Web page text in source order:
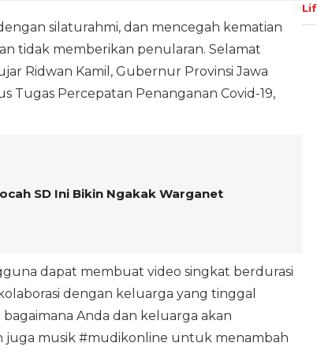
silaturahmi, dan mencegah kematian
tidak memberikan penularan. Selamat
Ridwan Kamil, Gubernur Provinsi Jawa
Tugas Percepatan Penanganan Covid-19,
SD Ini Bikin Ngakak Warganet
dapat membuat video singkat berdurasi
dengan keluarga yang tinggal
Anda dan keluarga akan
juga musik #mudikonline untuk menambah